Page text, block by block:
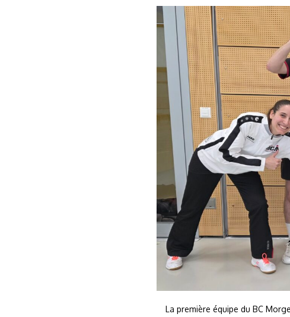
La première équipe du BC